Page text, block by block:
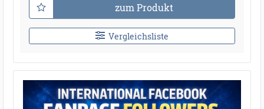
zum Produkt
Vergleichsliste